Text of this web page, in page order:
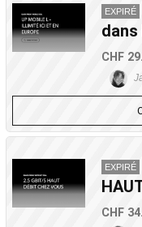
EXPIRÉ
dans
CHF
EXPIRÉ
CHF